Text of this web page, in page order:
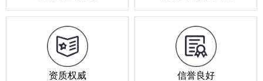
资质权威 信誉良好